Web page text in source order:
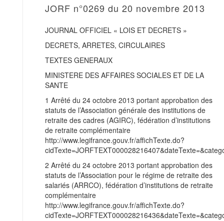
JORF n°0269 du 20 novembre 2013
JOURNAL OFFICIEL « LOIS ET DECRETS »
DECRETS, ARRETES, CIRCULAIRES
TEXTES GENERAUX
MINISTERE DES AFFAIRES SOCIALES ET DE LA
SANTE
1 Arrêté du 24 octobre 2013 portant approbation des
statuts de l’Association générale des institutions de
retraite des cadres (AGIRC), fédération d’institutions
de retraite complémentaire
http://www.legifrance.gouv.fr/affichTexte.do?
2 Arrêté du 24 octobre 2013 portant approbation des
statuts de l’Association pour le régime de retraite des
salariés (ARRCO), fédération d’institutions de retraite
complémentaire
http://www.legifrance.gouv.fr/affichTexte.do?